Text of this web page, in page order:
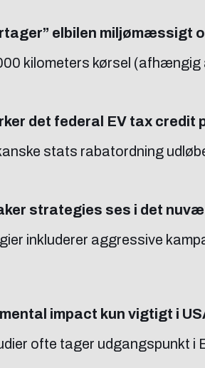
elbilen miljømæssigt
kilometers kørsel (afhængig
det federal EV tax credit
stats rabatordning
strategies ses i det
inkluderer aggressive
impact kun vigtigt i
ofte tager udgangspunkt i